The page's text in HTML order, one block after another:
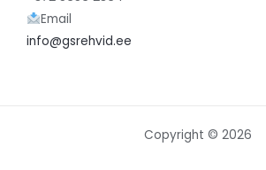
Email
info@gsrehvid.ee
Copyright © 2026